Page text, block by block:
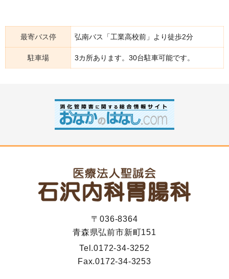
最寄バス停 弘南バス「工業高校前」より徒歩2分
駐車場 3カ所あります。30台駐車可能です。
〒036-8364
青森県弘前市新町151
Tel.0172-34-3252
Fax.0172-34-3253